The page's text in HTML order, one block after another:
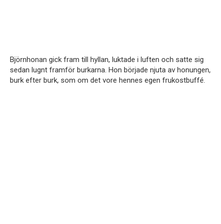
Björnhonan gick fram till hyllan, luktade i luften och satte sig
sedan lugnt framför burkarna. Hon började njuta av honungen,
burk efter burk, som om det vore hennes egen frukostbuffé.